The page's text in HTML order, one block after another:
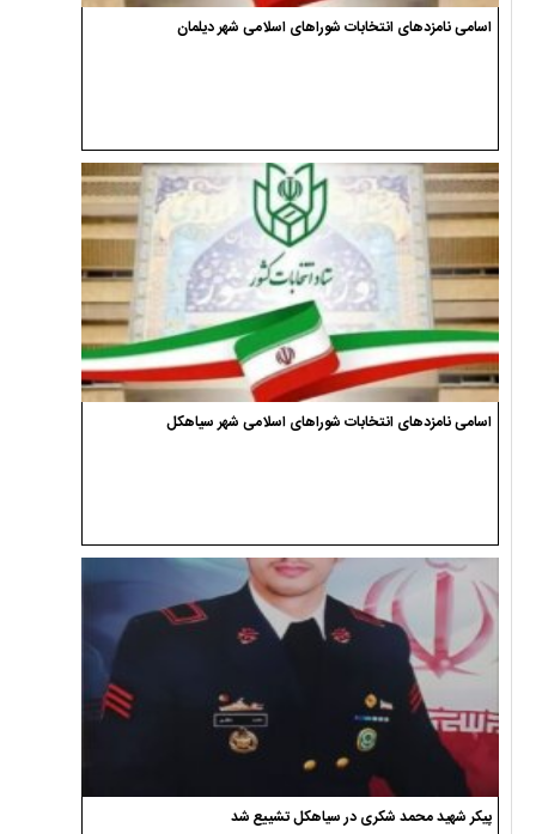
اسامی نامزدهای انتخابات شوراهای اسلامی شهر دیلمان
اسامی نامزدهای انتخابات شوراهای اسلامی شهر سیاهکل
پیکر شهید محمد شکری در سیاهکل تشییع شد